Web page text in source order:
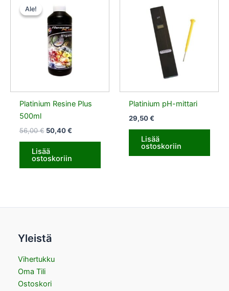
Ale!
Ale!
Platinium Resine Plus
500ml
56,00€
oli:
56,00 €.
50,40€
50,40 €.
Lisää
ostoskoriin
Platinium pH-mittari
29,50€
Lisää
ostoskoriin
Yleistä
Vihertukku
Oma Tili
Ostoskori